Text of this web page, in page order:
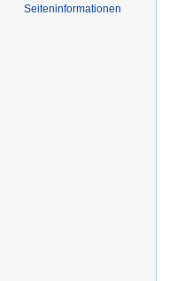
Seiten­­informationen